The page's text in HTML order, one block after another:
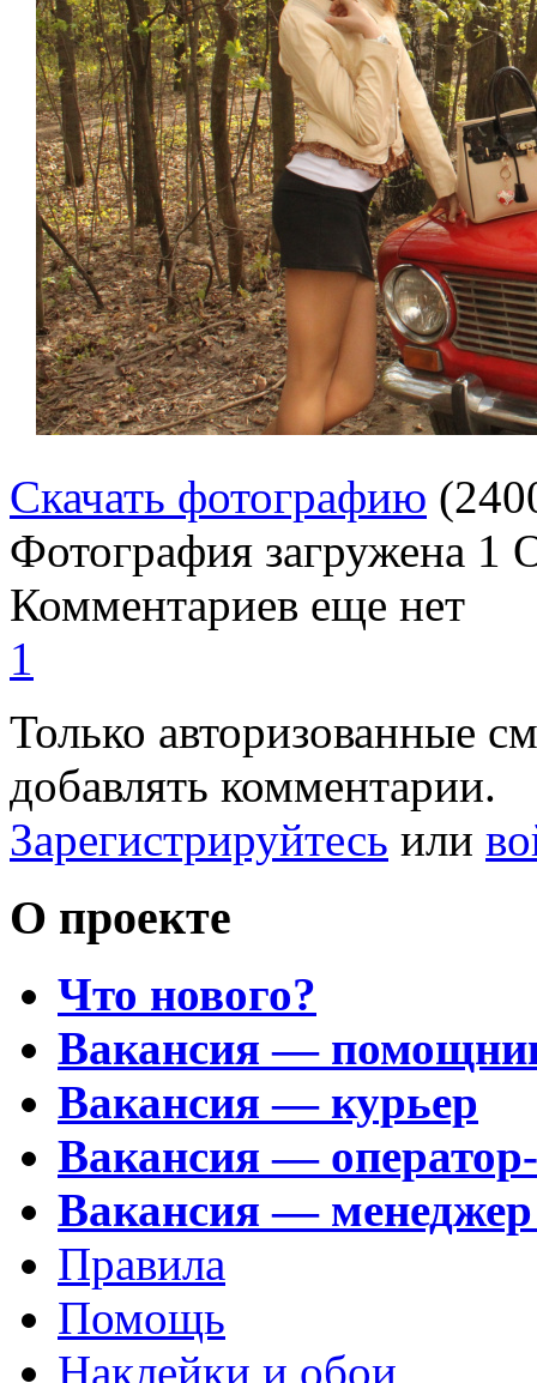
Скачать фотографию
Фотография загружена 1
Комментариев еще нет
1
Только авторизованные
добавлять комментарии.
Зарегистрируйтесь или
О проекте
Что нового?
Вакансия —
Вакансия — курьер
Вакансия —
Вакансия —
Правила
Помощь
Наклейки и обои